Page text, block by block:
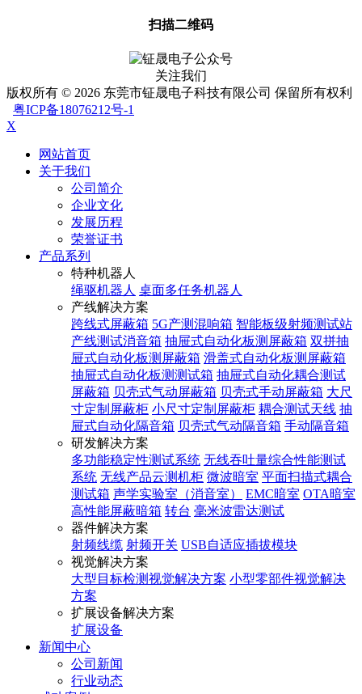
扫描二维码
关注我们
版权所有 © 2026 东莞市钲晟电子科技有限公司 保留所有权利
粤ICP备18076212号-1
X
网站首页
关于我们
公司简介
企业文化
发展历程
荣誉证书
产品系列
特种机器人
绳驱机器人 桌面多任务机器人
产线解决方案
跨线式屏蔽箱 5G产测混响箱 智能板级射频测试站
产线测试消音箱 抽屉式自动化板测屏蔽箱 双拼抽
屉式自动化板测屏蔽箱 滑盖式自动化板测屏蔽箱
抽屉式自动化板测测试箱 抽屉式自动化耦合测试
屏蔽箱 贝壳式气动屏蔽箱 贝壳式手动屏蔽箱 大尺
寸定制屏蔽柜 小尺寸定制屏蔽柜 耦合测试天线 抽
屉式自动化隔音箱 贝壳式气动隔音箱 手动隔音箱
研发解决方案
多功能稳定性测试系统 无线吞吐量综合性能测试
系统 无线产品云测机柜 微波暗室 平面扫描式耦合
测试箱 声学实验室（消音室） EMC暗室 OTA暗室
高性能屏蔽暗箱 转台 毫米波雷达测试
器件解决方案
射频线缆 射频开关 USB自适应插拔模块
视觉解决方案
大型目标检测视觉解决方案 小型零部件视觉解决
方案
扩展设备解决方案
扩展设备
新闻中心
公司新闻
行业动态